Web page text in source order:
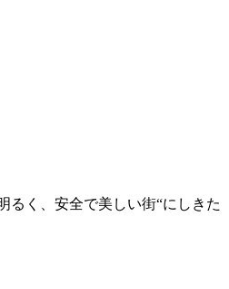
るく、安全で美しい街“にしきた